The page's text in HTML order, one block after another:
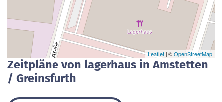
Leaflet | ©OpenStreetMap
Zeitpläne von lagerhaus in Amstetten
/ Greinsfurth